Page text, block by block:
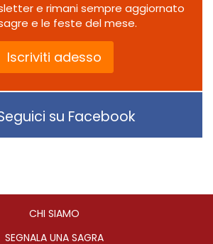
e rimani sempre aggiornato
e le feste del mese.
Iscriviti adesso
su Facebook
CHI SIAMO
SEGNALA UNA SAGRA